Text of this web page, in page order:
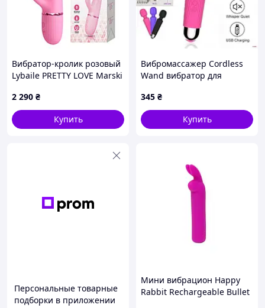
Вибратор-кролик розовый
Lybaile PRETTY LOVE Marski
2 290 ₴
Купить
Вибромассажер Cordless
Wand вибратор для
интимных игр в паре с
режимами вибрации VIKA
345 ₴
Купить
Персональные товарные
подборки в приложении
Мини вибрацион Happy
Rabbit Rechargeable Bullet